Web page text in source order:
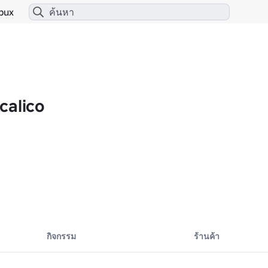
conversations for each game under the correct section please.
กิจกรรม ร้านค้า